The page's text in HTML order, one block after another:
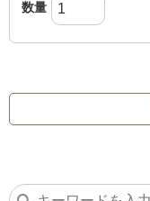
数量